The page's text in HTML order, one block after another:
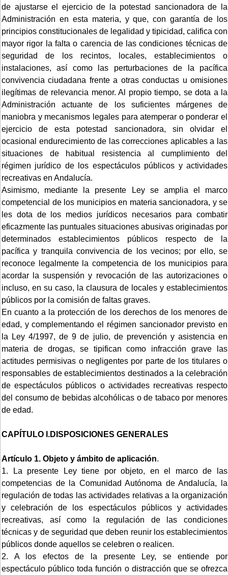
de ajustarse el ejercicio de la potestad sancionadora de la
Administración en esta materia, y que, con garantía de los
principios constitucionales de legalidad y tipicidad, califica con
mayor rigor la falta o carencia de las condiciones técnicas de
seguridad de los recintos, locales, establecimientos o
instalaciones, así como las perturbaciones de la pacífica
convivencia ciudadana frente a otras conductas u omisiones
ilegítimas de relevancia menor. Al propio tiempo, se dota a la
Administración actuante de los suficientes márgenes de
maniobra y mecanismos legales para atemperar o ponderar el
ejercicio de esta potestad sancionadora, sin olvidar el
ocasional endurecimiento de las correcciones aplicables a las
situaciones de habitual resistencia al cumplimiento del
régimen jurídico de los espectáculos públicos y actividades
recreativas en Andalucía.
Asimismo, mediante la presente Ley se amplia el marco
competencial de los municipios en materia sancionadora, y se
les dota de los medios jurídicos necesarios para combatir
eficazmente las puntuales situaciones abusivas originadas por
determinados establecimientos públicos respecto de la
pacífica y tranquila convivencia de los vecinos; por ello, se
reconoce legalmente la competencia de los municipios para
acordar la suspensión y revocación de las autorizaciones o
incluso, en su caso, la clausura de locales y establecimientos
públicos por la comisión de faltas graves.
En cuanto a la protección de los derechos de los menores de
edad, y complementando el régimen sancionador previsto en
la Ley 4/1997, de 9 de julio, de prevención y asistencia en
materia de drogas, se tipifican como infracción grave las
actitudes permisivas o negligentes por parte de los titulares o
responsables de establecimientos destinados a la celebración
de espectáculos públicos o actividades recreativas respecto
del consumo de bebidas alcohólicas o de tabaco por menores
de edad.
CAPÍTULO I.DISPOSICIONES GENERALES
Artículo 1. Objeto y ámbito de aplicación.
1. La presente Ley tiene por objeto, en el marco de las
competencias de la Comunidad Autónoma de Andalucía, la
regulación de todas las actividades relativas a la organización
y celebración de los espectáculos públicos y actividades
recreativas, así como la regulación de las condiciones
técnicas y de seguridad que deben reunir los establecimientos
públicos donde aquellos se celebren o realicen.
2. A los efectos de la presente Ley, se entiende por
espectáculo público toda función o distracción que se ofrezca